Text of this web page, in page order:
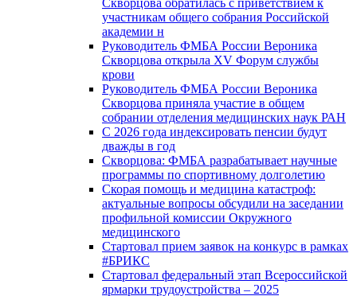
Скворцова обратилась с приветствием к
участникам общего собрания Российской
академии н
Руководитель ФМБА России Вероника
Скворцова открыла XV Форум службы
крови
Руководитель ФМБА России Вероника
Скворцова приняла участие в общем
собрании отделения медицинских наук РАН
С 2026 года индексировать пенсии будут
дважды в год
Скворцова: ФМБА разрабатывает научные
программы по спортивному долголетию
Скорая помощь и медицина катастроф:
актуальные вопросы обсудили на заседании
профильной комиссии Окружного
медицинского
Стартовал прием заявок на конкурс в рамках
#БРИКС
Стартовал федеральный этап Всероссийской
ярмарки трудоустройства – 2025